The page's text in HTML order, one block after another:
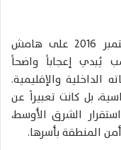
يُبدي إعجاباً واضحاً
الداخلية والإقليمية.
بل كانت تعبيراً عن
الشرق الأوسط،
المنطقة بأسرها.